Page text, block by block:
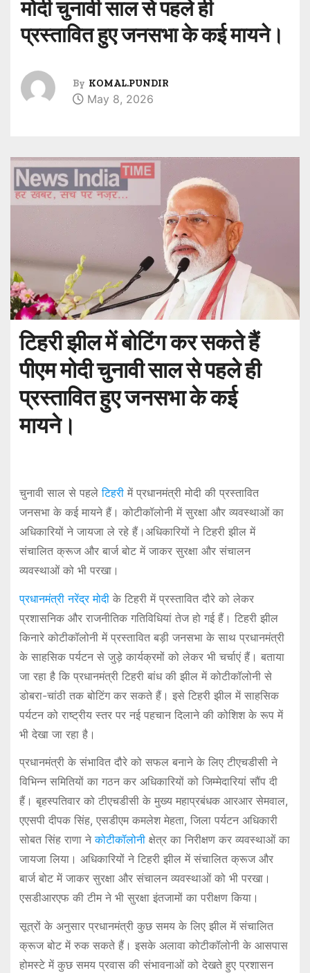
मोदी चुनावी साल से पहले ही
प्रस्तावित हुए जनसभा के कई मायने।
By KOMAL.PUNDIR
May 8, 2026
टिहरी झील में बोटिंग कर सकते हैं
पीएम मोदी चुनावी साल से पहले ही
प्रस्तावित हुए जनसभा के कई
मायने।
चुनावी साल से पहलेटिहरीमें प्रधानमंत्री मोदी की प्रस्तावित
जनसभा के कई मायने हैं। कोटीकॉलोनी में सुरक्षा और व्यवस्थाओं का
अधिकारियों ने जायजा ले रहे हैं।अधिकारियों ने टिहरी झील में
संचालित क्रूज और बार्ज बोट में जाकर सुरक्षा और संचालन
व्यवस्थाओं को भी परखा।
प्रधानमंत्री नरेंद्र मोदीके टिहरी में प्रस्तावित दौरे को लेकर
प्रशासनिक और राजनीतिक गतिविधियां तेज हो गई हैं। टिहरी झील
किनारे कोटीकॉलोनी में प्रस्तावित बड़ी जनसभा के साथ प्रधानमंत्री
के साहसिक पर्यटन से जुड़े कार्यक्रमों को लेकर भी चर्चाएं हैं। बताया
जा रहा है कि प्रधानमंत्री टिहरी बांध की झील में कोटीकॉलोनी से
डोबरा-चांठी तक बोटिंग कर सकते हैं। इसे टिहरी झील में साहसिक
पर्यटन को राष्ट्रीय स्तर पर नई पहचान दिलाने की कोशिश के रूप में
भी देखा जा रहा है।
प्रधानमंत्री के संभावित दौरे को सफल बनाने के लिए टीएचडीसी ने
विभिन्न समितियों का गठन कर अधिकारियों को जिम्मेदारियां सौंप दी
हैं। बृहस्पतिवार को टीएचडीसी के मुख्य महाप्रबंधक आरआर सेमवाल,
एएसपी दीपक सिंह, एसडीएम कमलेश मेहता, जिला पर्यटन अधिकारी
सोबत सिंह राणा नेकोटीकॉलोनीक्षेत्र का निरीक्षण कर व्यवस्थाओं का
जायजा लिया। अधिकारियों ने टिहरी झील में संचालित क्रूज और
बार्ज बोट में जाकर सुरक्षा और संचालन व्यवस्थाओं को भी परखा।
एसडीआरएफ की टीम ने भी सुरक्षा इंतजामों का परीक्षण किया।
सूत्रों के अनुसार प्रधानमंत्री कुछ समय के लिए झील में संचालित
क्रूज बोट में रुक सकते हैं। इसके अलावा कोटीकॉलोनी के आसपास
होमस्टे में कुछ समय प्रवास की संभावनाओं को देखते हुए प्रशासन